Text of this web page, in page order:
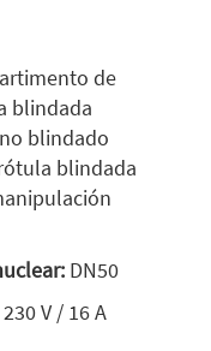
de
blindada
blindado
blindada
DN50
230 V / 16 A